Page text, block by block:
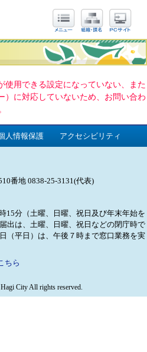
使用できる設定になっていない、また
）に対応していないため、お問い合わ
人情報保護 アクセシビリティ
番地 0838-25-3131(代表)
15分（土曜、日曜、祝日及び年末年始を
出は、土曜、日曜、祝日などの閉庁時で
（平日）は、午後７時まで窓口業務を実
ちら
City All rights reserved.